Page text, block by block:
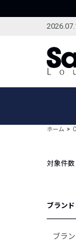
ブラン
新着アイ
セール
ホーム
対象件数
ブランド
ブラ